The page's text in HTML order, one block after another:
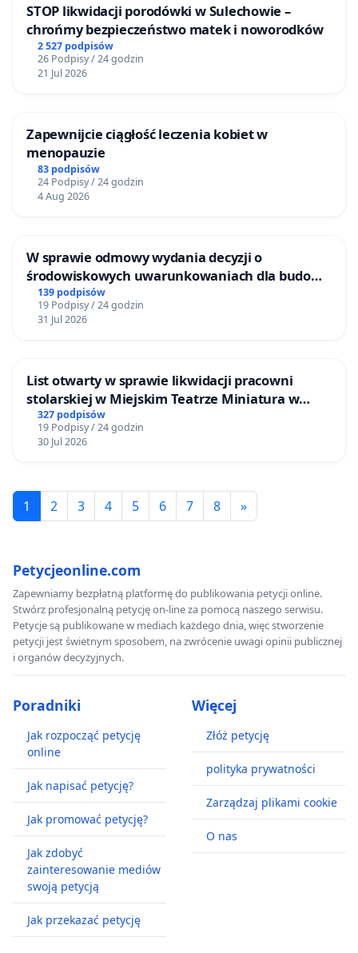
STOP likwidacji porodówki w Sulechowie –
chrońmy bezpieczeństwo matek i noworodków
2 527 podpisów
26 Podpisy / 24 godzin
21 Jul 2026
Zapewnijcie ciągłość leczenia kobiet w
menopauzie
83 podpisów
24 Podpisy / 24 godzin
4 Aug 2026
W sprawie odmowy wydania decyzji o
środowiskowych uwarunkowaniach dla budowy
zakładu wytwarzania biometanu „Krynki” w
Ostrowiu Południowym oraz ochrony
mieszkańców i Puszczy Knyszyńskiej
139 podpisów
19 Podpisy / 24 godzin
31 Jul 2026
List otwarty w sprawie likwidacji pracowni
stolarskiej w Miejskim Teatrze Miniatura w
Gdańsku
327 podpisów
19 Podpisy / 24 godzin
30 Jul 2026
1 2 3 4 5 6 7 8 »
Petycjeonline.com
Zapewniamy bezpłatną platformę do publikowania petycji online.
Stwórz profesjonalną petycję on-line za pomocą naszego serwisu.
Petycje są publikowane w mediach każdego dnia, więc stworzenie
petycji jest świetnym sposobem, na zwrócenie uwagi opinii publicznej
i organów decyzyjnych.
Poradniki
Jak rozpocząć petycję
online
Jak napisać petycję?
Jak promować petycję?
Jak zdobyć
zainteresowanie mediów
swoją petycją
Jak przekazać petycję
Więcej
Złóż petycję
polityka prywatności
Zarządzaj plikami cookie
O nas